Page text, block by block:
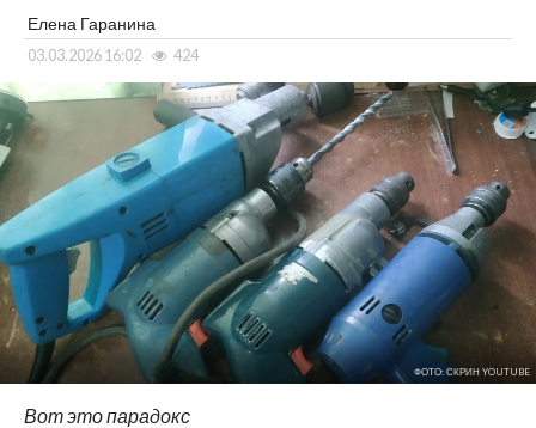
Елена Гаранина
03.03.2026 16:02 424
ФОТО: СКРИН YOUTUBE
Вот это парадокс